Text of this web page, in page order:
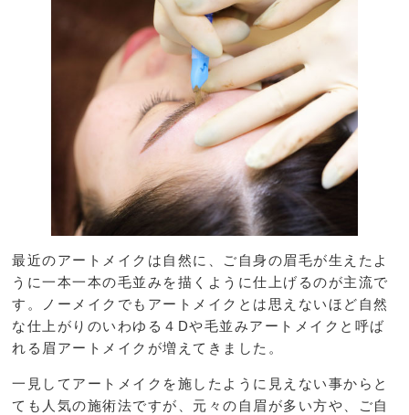
最近のアートメイクは自然に、ご自身の眉毛が生えたよ
うに一本一本の毛並みを描くように仕上げるのが主流で
す。ノーメイクでもアートメイクとは思えないほど自然
な仕上がりのいわゆる４Dや毛並みアートメイクと呼ば
れる眉アートメイクが増えてきました。
一見してアートメイクを施したように見えない事からと
ても人気の施術法ですが、元々の自眉が多い方や、ご自